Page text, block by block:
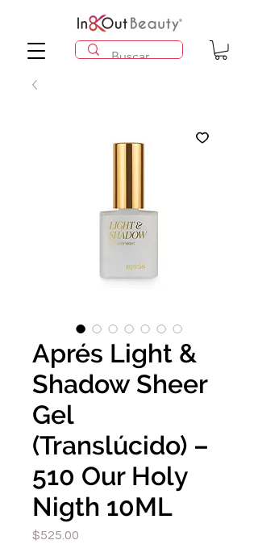
Aprés Light &
Shadow Sheer
Gel
(Translúcido) –
510 Our Holy
Nigth 10ML
$525.00